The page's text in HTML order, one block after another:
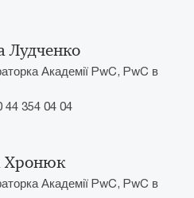
Лудченко
Академії PwC, PwC в
44 354 04 04
Академії PwC, PwC в